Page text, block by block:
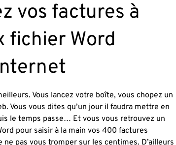
vos factures à
fichier Word
Vous lancez votre boîte, vous chopez un
Vous vous dites qu’un jour il faudra mettre en
le temps passe… Et vous vous retrouvez un
pour saisir à la main vos 400 factures
pas vous tromper sur les centimes. D’ailleurs